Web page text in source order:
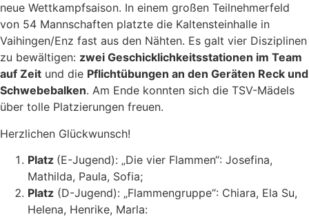
neue Wettkampfsaison. In einem großen Teilnehmerfeld
von 54 Mannschaften platzte die Kaltensteinhalle in
Vaihingen/Enz fast aus den Nähten. Es galt vier Disziplinen
zu bewältigen: zwei Geschicklichkeitsstationen im Team
auf Zeit und die Pflichtübungen an den Geräten Reck und
Schwebebalken. Am Ende konnten sich die TSV-Mädels
über tolle Platzierungen freuen.
Herzlichen Glückwunsch!
Platz (E-Jugend): „Die vier Flammen“: Josefina,
Mathilda, Paula, Sofia;
Platz (D-Jugend): „Flammengruppe“: Chiara, Ela Su,
Helena, Henrike, Marla: